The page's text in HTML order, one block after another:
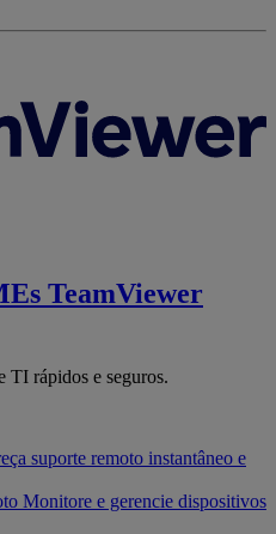
TeamViewer
TI rápidos e seguros.
suporte remoto instantâneo e
Monitore e gerencie dispositivos